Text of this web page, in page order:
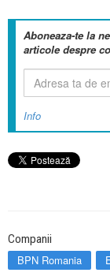
Aboneaza-te la
articole despre
Info
Companii
BPN Romania